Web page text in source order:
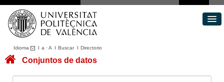
Idioma I a ·A I BuscarI Directorio
Conjuntos de datos
Conjuntos de datos